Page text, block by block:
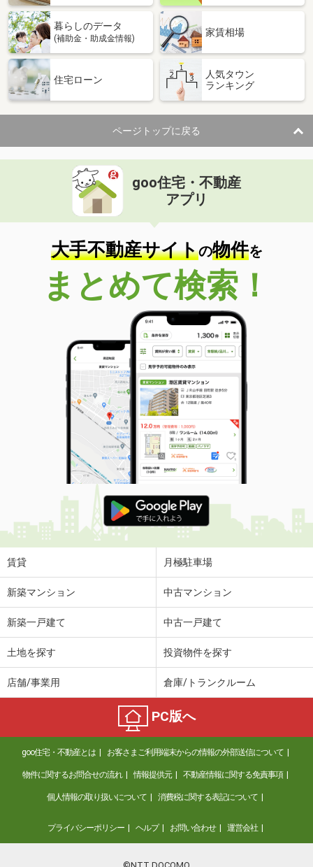
暮らしのデータ
(補助金・助成金情報)
家賃相場
住宅ローン
人気タウン
ランキング
ページトップに戻る
goo住宅・不動産
アプリ
大手不動産サイトの物件を
まとめて検索！
賃貸 月極駐車場
新築マンション 中古マンション
新築一戸建て 中古一戸建て
土地を探す 投資物件を探す
店舗/事業用 倉庫/トランクルーム
PC版へ
goo住宅・不動産とは お客さまご利用端末からの情報の外部送信について
物件に関するお問合せの流れ 情報提供元 不動産情報に関する免責事項
個人情報の取り扱いについて 消費税に関する表記について
プライバシーポリシー ヘルプ お問い合わせ 運営会社